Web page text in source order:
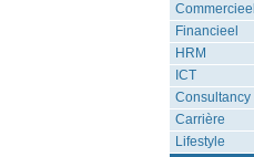
Commercieel
Financieel
HRM
ICT
Consultancy
Carrière
Lifestyle